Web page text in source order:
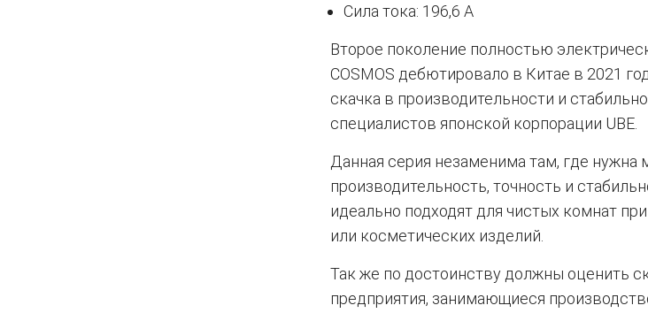
Сила тока: 196,6 A
Второе поколение полностью
COSMOS дебютировало в Китае в 2021
скачка в производительности и
специалистов японской корпорации UBE.
Данная серия незаменима там, где нужна
производительность, точность и
идеально подходят для чистых комнат
или косметических изделий.
Так же по достоинству должны оценить
предприятия, занимающиеся